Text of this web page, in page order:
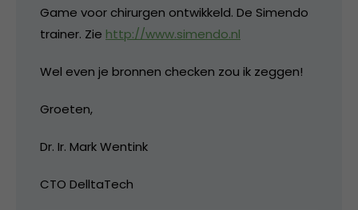
Game voor chirurgen ontwikkeld. De Simendo
trainer. Zie http://www.simendo.nl
Wel even je bronnen checken zou ik zeggen!
Groeten,
Dr. Ir. Mark Wentink
CTO DelltaTech